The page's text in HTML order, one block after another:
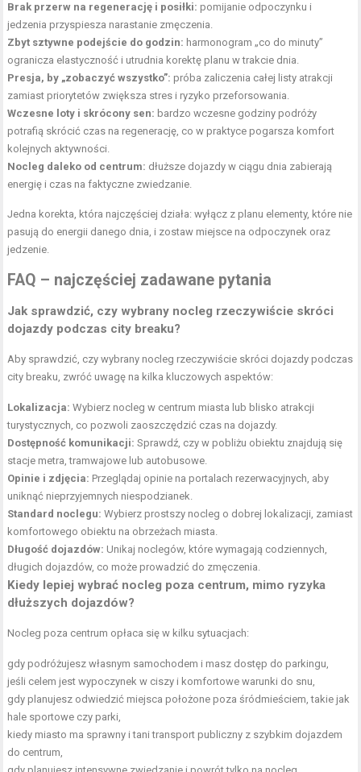
Brak przerw na regenerację i posiłki: pomijanie odpoczynku i
jedzenia przyspiesza narastanie zmęczenia.
Zbyt sztywne podejście do godzin: harmonogram „co do minuty”
ogranicza elastyczność i utrudnia korektę planu w trakcie dnia.
Presja, by „zobaczyć wszystko”: próba zaliczenia całej listy atrakcji
zamiast priorytetów zwiększa stres i ryzyko przeforsowania.
Wczesne loty i skrócony sen: bardzo wczesne godziny podróży
potrafią skrócić czas na regenerację, co w praktyce pogarsza komfort
kolejnych aktywności.
Nocleg daleko od centrum: dłuższe dojazdy w ciągu dnia zabierają
energię i czas na faktyczne zwiedzanie.
Jedna korekta, która najczęściej działa: wyłącz z planu elementy, które nie
pasują do energii danego dnia, i zostaw miejsce na odpoczynek oraz
jedzenie.
FAQ – najczęściej zadawane pytania
Jak sprawdzić, czy wybrany nocleg rzeczywiście skróci
dojazdy podczas city breaku?
Aby sprawdzić, czy wybrany nocleg rzeczywiście skróci dojazdy podczas
city breaku, zwróć uwagę na kilka kluczowych aspektów:
Lokalizacja: Wybierz nocleg w centrum miasta lub blisko atrakcji
turystycznych, co pozwoli zaoszczędzić czas na dojazdy.
Dostępność komunikacji: Sprawdź, czy w pobliżu obiektu znajdują się
stacje metra, tramwajowe lub autobusowe.
Opinie i zdjęcia: Przeglądaj opinie na portalach rezerwacyjnych, aby
uniknąć nieprzyjemnych niespodzianek.
Standard noclegu: Wybierz prostszy nocleg o dobrej lokalizacji, zamiast
komfortowego obiektu na obrzeżach miasta.
Długość dojazdów: Unikaj noclegów, które wymagają codziennych,
długich dojazdów, co może prowadzić do zmęczenia.
Kiedy lepiej wybrać nocleg poza centrum, mimo ryzyka
dłuższych dojazdów?
Nocleg poza centrum opłaca się w kilku sytuacjach:
gdy podróżujesz własnym samochodem i masz dostęp do parkingu,
jeśli celem jest wypoczynek w ciszy i komfortowe warunki do snu,
gdy planujesz odwiedzić miejsca położone poza śródmieściem, takie jak
hale sportowe czy parki,
kiedy miasto ma sprawny i tani transport publiczny z szybkim dojazdem
do centrum,